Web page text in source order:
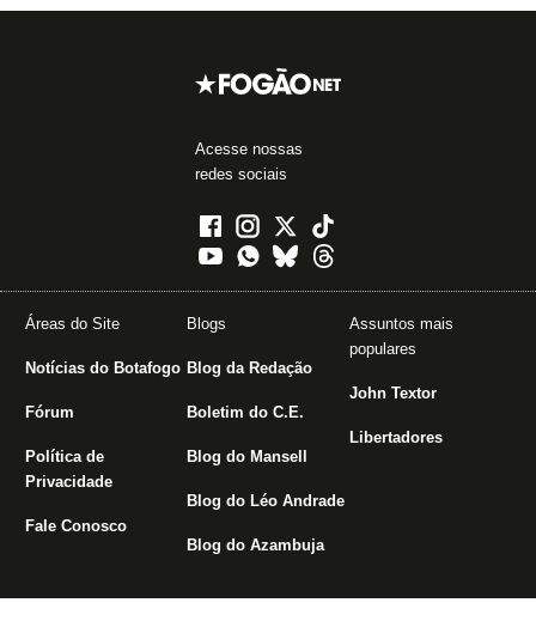
Acesse nossas
redes sociais
Áreas do Site
Notícias do Botafogo
Fórum
Política de
Privacidade
Fale Conosco
Blogs
Blog da Redação
Boletim do C.E.
Blog do Mansell
Blog do Léo Andrade
Blog do Azambuja
Assuntos mais
populares
John Textor
Libertadores